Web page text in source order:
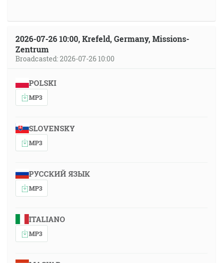
2026-07-26 10:00, Krefeld, Germany, Missions-
Zentrum
Broadcasted: 2026-07-26 10:00
POLSKI
MP3
SLOVENSKY
MP3
РУССКИЙ ЯЗЫК
MP3
ITALIANO
MP3